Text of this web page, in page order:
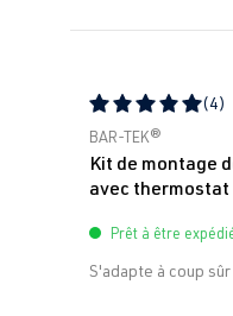
Note moyenne de
(4)
BAR-TEK®
Kit de montage
avec thermostat
Prêt à être
S'adapte à coup